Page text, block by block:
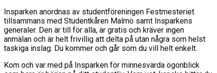
Insparken anordnas av studentföreningen Festmesteriet
tillsammans med Studentkåren Malmö samt Insparkens
generaler. Den är till för alla, är gratis och kräver ingen
anmälan och är helt frivillig att delta på utan några som helst
taskiga inslag. Du kommer och går som du vill helt enkelt.
Kom och var med på Insparken för minnesvärda ögonblick